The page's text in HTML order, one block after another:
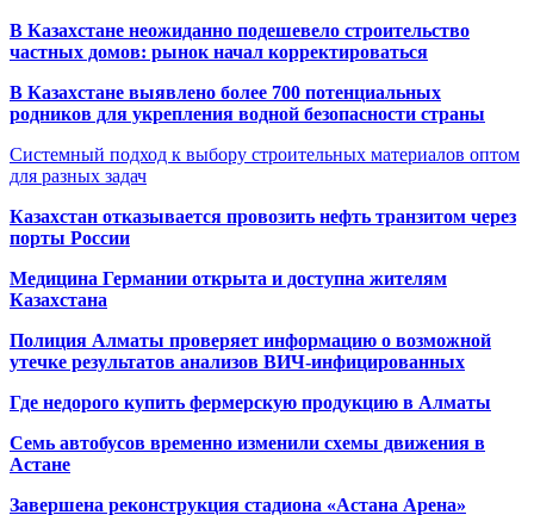
В Казахстане неожиданно подешевело строительство
частных домов: рынок начал корректироваться
В Казахстане выявлено более 700 потенциальных
родников для укрепления водной безопасности страны
Системный подход к выбору строительных материалов оптом
для разных задач
Казахстан отказывается провозить нефть транзитом через
порты России
Медицина Германии открыта и доступна жителям
Казахстана
Полиция Алматы проверяет информацию о возможной
утечке результатов анализов ВИЧ-инфицированных
Где недорого купить фермерскую продукцию в Алматы
Семь автобусов временно изменили схемы движения в
Астане
Завершена реконструкция стадиона «Астана Арена»